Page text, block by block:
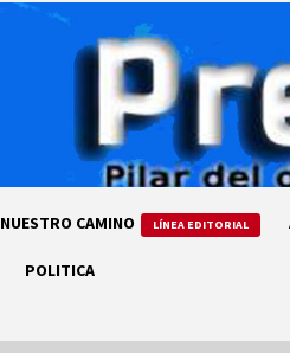
NUESTRO CAMINO LÍNEA EDITORIAL
POLITICA